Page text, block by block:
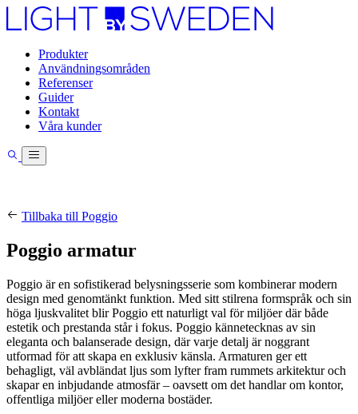
Produkter
Användningsområden
Referenser
Guider
Kontakt
Våra kunder
Tillbaka till Poggio
Poggio armatur
Poggio är en sofistikerad belysningsserie som kombinerar modern
design med genomtänkt funktion. Med sitt stilrena formspråk och sin
höga ljuskvalitet blir Poggio ett naturligt val för miljöer där både
estetik och prestanda står i fokus. Poggio kännetecknas av sin
eleganta och balanserade design, där varje detalj är noggrant
utformad för att skapa en exklusiv känsla. Armaturen ger ett
behagligt, väl avbländat ljus som lyfter fram rummets arkitektur och
skapar en inbjudande atmosfär – oavsett om det handlar om kontor,
offentliga miljöer eller moderna bostäder.